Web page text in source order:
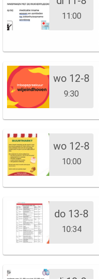
11:00
wo 12-8
9:30
wo 12-8
10:00
do 13-8
10:34